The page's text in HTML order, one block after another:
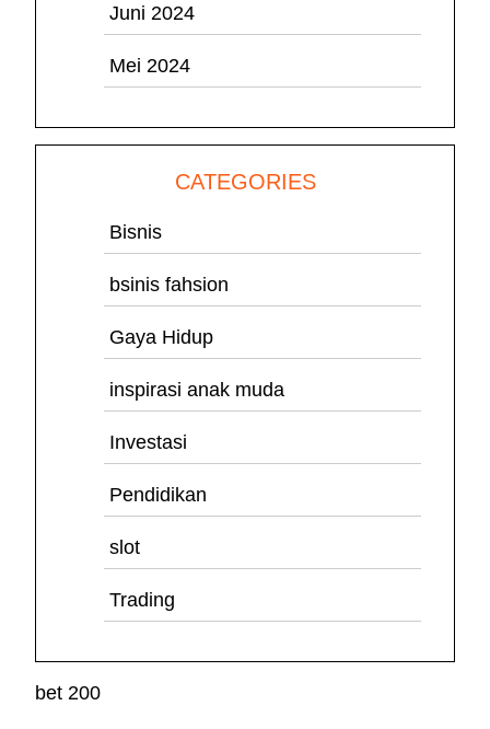
Juni 2024
Mei 2024
CATEGORIES
Bisnis
bsinis fahsion
Gaya Hidup
inspirasi anak muda
Investasi
Pendidikan
slot
Trading
bet 200